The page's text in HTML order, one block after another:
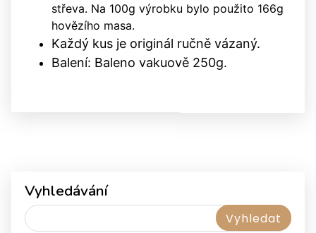
střeva. Na 100g výrobku bylo použito 166g
hovězího masa.
Každý kus je originál ručně vázaný.
Balení: Baleno vakuově 250g.
Vyhledávání